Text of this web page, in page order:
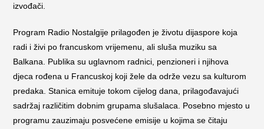
izvođači.
Program Radio Nostalgije prilagođen je životu dijaspore koja
radi i živi po francuskom vrijemenu, ali sluša muziku sa
Balkana. Publika su uglavnom radnici, penzioneri i njihova
djeca rođena u Francuskoj koji žele da održe vezu sa kulturom
predaka. Stanica emituje tokom cijelog dana, prilagođavajući
sadržaj različitim dobnim grupama slušalaca. Posebno mjesto u
programu zauzimaju posvećene emisije u kojima se čitaju